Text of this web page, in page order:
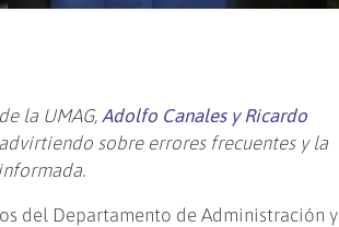
la UMAG, Adolfo Canales y Ricardo
sobre errores frecuentes y la
del Departamento de Administración y